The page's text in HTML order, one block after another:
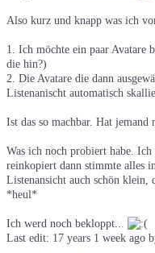
Also kurz und knapp was ich
1. Ich möchte ein paar Avatare
die hin?)
2. Die Avatare die dann
Listenanischt automatisch
Ist das so machbar. Hat jemand
Was ich noch probiert habe.
reinkopiert dann stimmte alles
Listenansicht auch schön
*heul*
Ich werd noch bekloppt...
Last edit: 17 years 1 week ago